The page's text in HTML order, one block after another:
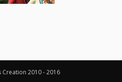
Creation 2010 - 2016